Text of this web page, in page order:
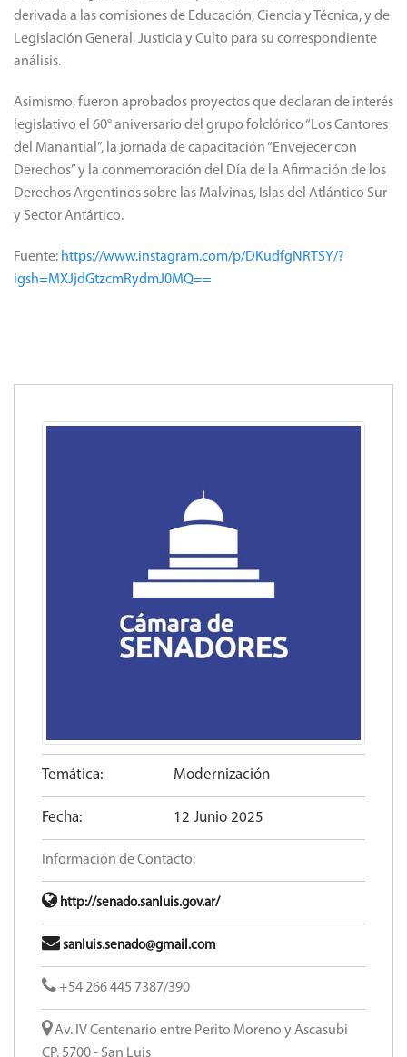
derivada a las comisiones de Educación, Ciencia y Técnica, y de
Legislación General, Justicia y Culto para su correspondiente
análisis.
Asimismo, fueron aprobados proyectos que declaran de interés
legislativo el 60° aniversario del grupo folclórico “Los Cantores
del Manantial”, la jornada de capacitación “Envejecer con
Derechos” y la conmemoración del Día de la Afirmación de los
Derechos Argentinos sobre las Malvinas, Islas del Atlántico Sur
y Sector Antártico.
Fuente: https://www.instagram.com/p/DKudfgNRTSY/?
igsh=MXJjdGtzcmRydmJ0MQ==
Temática: Modernización
Fecha: 12 Junio 2025
Información de Contacto:
http://senado.sanluis.gov.ar/
sanluis.senado@gmail.com
+54 266 445 7387/390
Av. IV Centenario entre Perito Moreno y Ascasubi
CP. 5700 - San Luis